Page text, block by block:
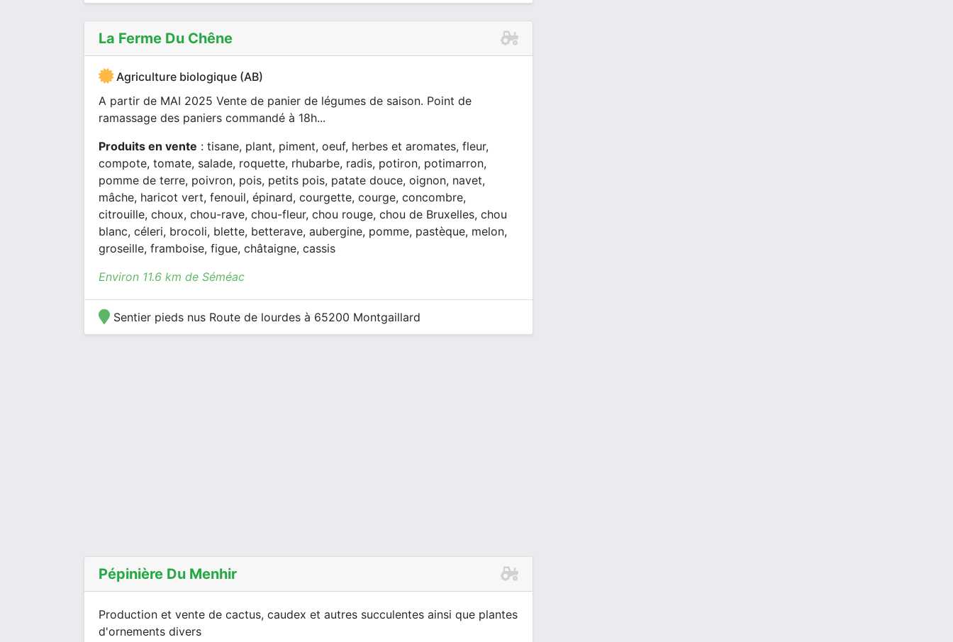
La Ferme Du Chêne
Agriculture biologique (AB)
A partir de MAI 2025 Vente de panier de légumes de saison. Point de
ramassage des paniers commandé à 18h...
Produits en vente : tisane, plant, piment, oeuf, herbes et aromates, fleur,
compote, tomate, salade, roquette, rhubarbe, radis, potiron, potimarron,
pomme de terre, poivron, pois, petits pois, patate douce, oignon, navet,
mâche, haricot vert, fenouil, épinard, courgette, courge, concombre,
citrouille, choux, chou-rave, chou-fleur, chou rouge, chou de Bruxelles, chou
blanc, céleri, brocoli, blette, betterave, aubergine, pomme, pastèque, melon,
groseille, framboise, figue, châtaigne, cassis
Environ 11.6 km de Séméac
Sentier pieds nus Route de lourdes à 65200 Montgaillard
Pépinière Du Menhir
Production et vente de cactus, caudex et autres succulentes ainsi que plantes
d'ornements divers